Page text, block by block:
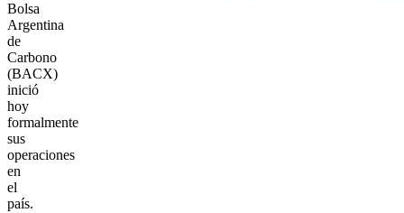
Bolsa
Argentina
de
Carbono
(BACX)
inició
hoy
formalmente
sus
operaciones
en
el
país.